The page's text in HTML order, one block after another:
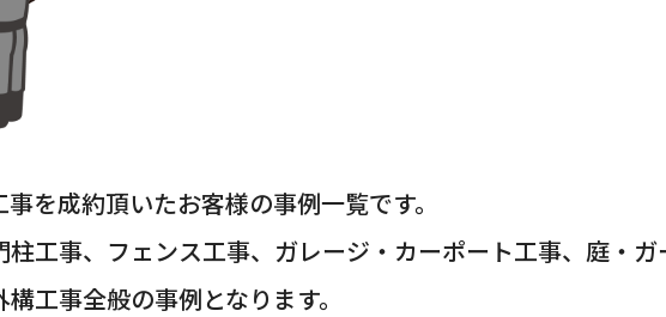
を成約頂いたお客様の事例一覧です。
工事、フェンス工事、ガレージ・カーポート工事、庭・ガ
工事全般の事例となります。